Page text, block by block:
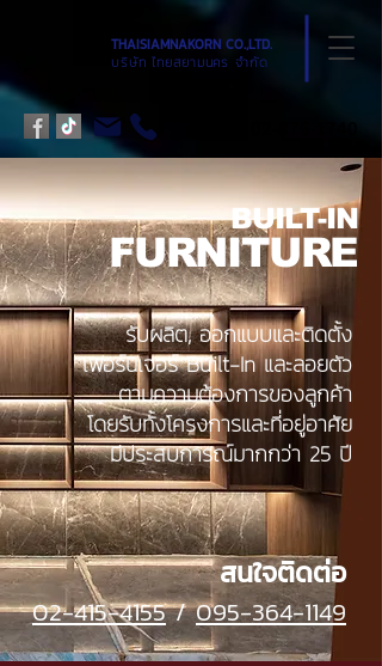
THAISIAMNAKORN CO.,LTD.
บริษัท ไทยสยามนคร จำกัด
BUILT-IN
FURNITURE
รับผลิต, ออกแบบและติดตั้ง
เฟอร์นิเจอร์ Built-In และลอยตัว
ตามความต้องการของลูกค้า
โดยรับทั้งโครงการและที่อยู่อาศัย
มีประสบการณ์มากกว่า 25 ปี
สนใจติดต่อ
02-415-4155/095-364-1149